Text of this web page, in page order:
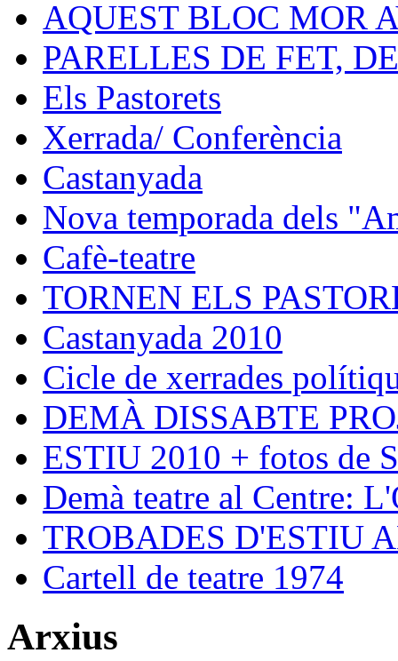
AQUEST BLOC MOR
PARELLES DE FET,
Els Pastorets
Xerrada/ Conferència
Castanyada
Nova temporada dels
Cafè-teatre
TORNEN ELS
Castanyada 2010
Cicle de xerrades
DEMÀ DISSABTE
ESTIU 2010 + fotos de
Demà teatre al Centre:
TROBADES D'ESTIU
Cartell de teatre 1974
Arxius